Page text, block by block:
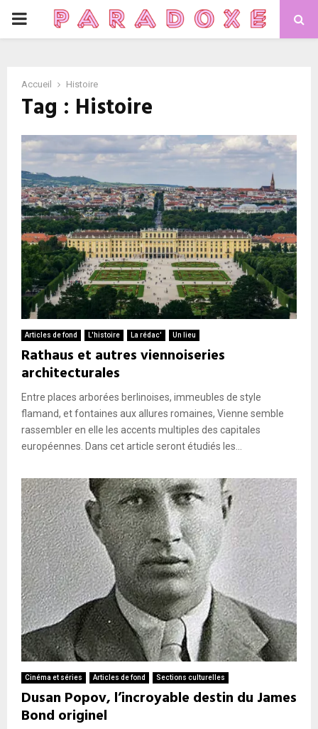
P
M
A
R
Y
M
E
N
U
Accueil Histoire
Tag : Histoire
Articles de fond L'histoire La rédac' Un lieu
Rathaus et autres viennoiseries
architecturales
Entre places arborées berlinoises, immeubles de style
flamand, et fontaines aux allures romaines, Vienne semble
rassembler en elle les accents multiples des capitales
européennes. Dans cet article seront étudiés les...
Cinéma et séries Articles de fond Sections culturelles
Dusan Popov, l’incroyable destin du James
Bond originel